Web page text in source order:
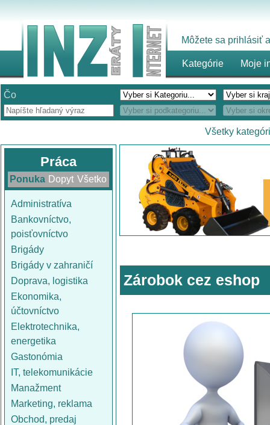
Môžete sa prihlásiť
Kategórie Moje
Čo
Všetky
Práca
Ponuka Dopyt Všetko
Administratíva
Bankovníctvo,
poisťovníctvo
Brigády
Brigády v zahraničí
Doprava, logistika
Ekonomika,
účtovníctvo
Elektrotechnika,
energetika
Gastonómia
IT, telekomunikácie
Manažment
Marketing, reklama
Obchod, predaj
Zárobok cez eshop